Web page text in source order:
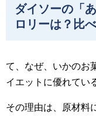
ダイソーの「
ロリーは？比
て、なぜ、いかのお
イエットに優れてい
その理由は、原材料